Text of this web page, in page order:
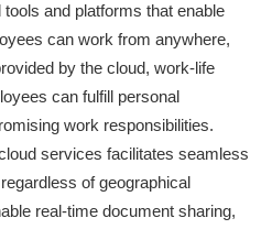
and platforms that enable
can work from anywhere,
by the cloud, work-life
can fulfill personal
work responsibilities.
services facilitates seamless
of geographical
real-time document sharing,